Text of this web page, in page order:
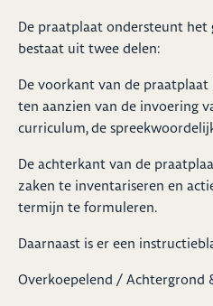
De praatplaat ondersteunt het
bestaat uit twee delen:
De voorkant van de
ten aanzien van de invoering
curriculum, de
De achterkant van de
zaken te inventariseren en
termijn te formuleren.
Daarnaast is er een
Overkoepelend / Achtergrond